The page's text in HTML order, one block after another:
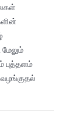
புத்தளம்